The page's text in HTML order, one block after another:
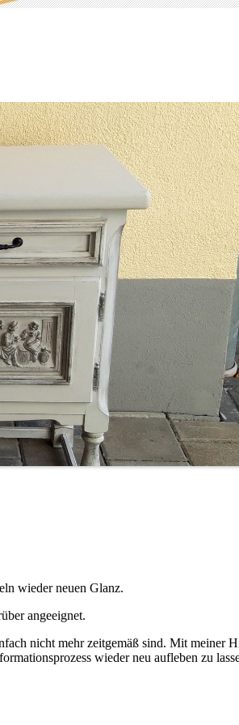
wieder neuen Glanz.
angeeignet.
nicht mehr zeitgemäß sind. Mit meiner
wieder neu aufleben zu